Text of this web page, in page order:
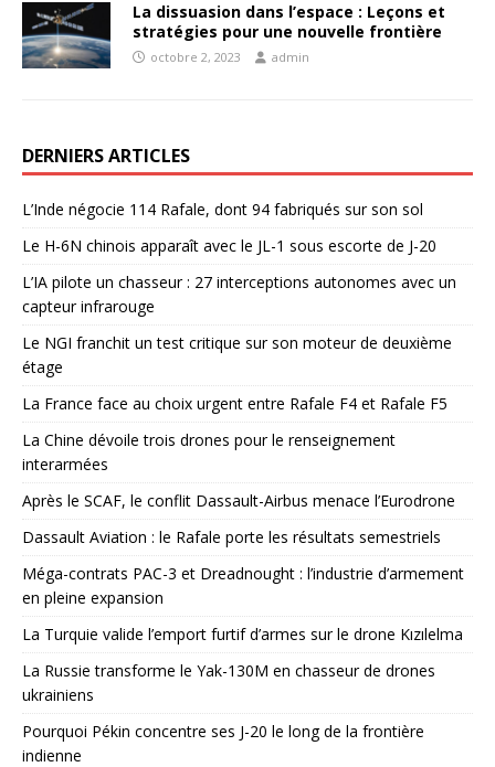
La dissuasion dans l’espace : Leçons et
stratégies pour une nouvelle frontière
octobre 2, 2023 admin
DERNIERS ARTICLES
L’Inde négocie 114 Rafale, dont 94 fabriqués sur son sol
Le H-6N chinois apparaît avec le JL-1 sous escorte de J-20
L’IA pilote un chasseur : 27 interceptions autonomes avec un
capteur infrarouge
Le NGI franchit un test critique sur son moteur de deuxième
étage
La France face au choix urgent entre Rafale F4 et Rafale F5
La Chine dévoile trois drones pour le renseignement
interarmées
Après le SCAF, le conflit Dassault-Airbus menace l’Eurodrone
Dassault Aviation : le Rafale porte les résultats semestriels
Méga-contrats PAC-3 et Dreadnought : l’industrie d’armement
en pleine expansion
La Turquie valide l’emport furtif d’armes sur le drone Kızılelma
La Russie transforme le Yak-130M en chasseur de drones
ukrainiens
Pourquoi Pékin concentre ses J-20 le long de la frontière
indienne